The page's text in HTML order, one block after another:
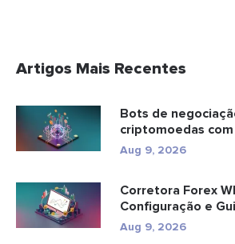
Artigos Mais Recentes
Bots de
criptomoedas com
funcionam e o qu...
Aug 9, 2026
Corretora Forex
Configuração e
Aug 9, 2026